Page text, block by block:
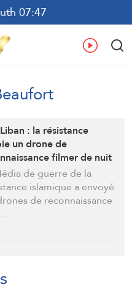
07:47
ع
: la résistance
un drone de
filmer de nuit
de Chqif
de guerre de la
islamique a envoyé
de reconnaissance